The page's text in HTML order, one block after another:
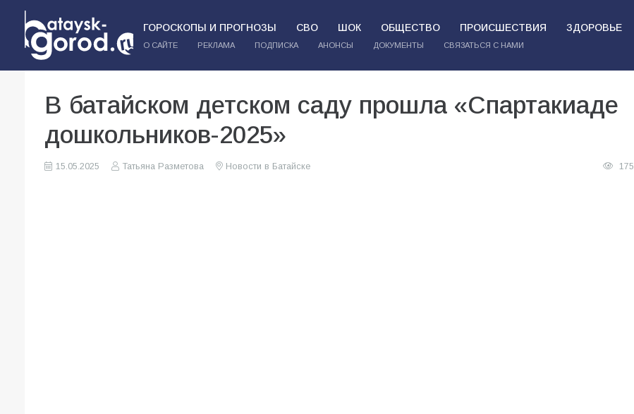
ГОРОСКОПЫ И ПРОГНОЗЫ СВО ШОК ОБЩЕСТВО ПРОИСШЕСТВИЯ ЗДОРОВЬЕ
О САЙТЕ РЕКЛАМА ПОДПИСКА АНОНСЫ ДОКУМЕНТЫ СВЯЗАТЬСЯ С НАМИ
В батайском детском саду прошла «Спартакиаде
дошкольников-2025»
15.05.2025 Татьяна Разметова Новости в Батайске 175